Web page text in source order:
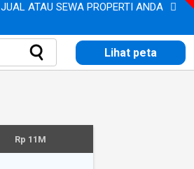
JUAL ATAU SEWA PROPERTI ANDA
Lihat peta
Rp 11M